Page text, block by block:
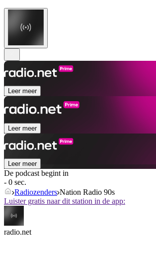
Leer meer
Leer meer
Leer meer
De podcast begint in
- 0 sec.
Radiozenders Nation Radio 90s
Luister gratis naar dit station in de app:
radio.net